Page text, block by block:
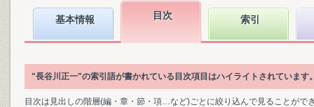
基本情報 目次 索引
"長谷川正一"の索引語が書かれている目次項目はハイライトされています
目次は見出しの階層(編・章・節・項…など)ごとに絞り込んで見ることがで